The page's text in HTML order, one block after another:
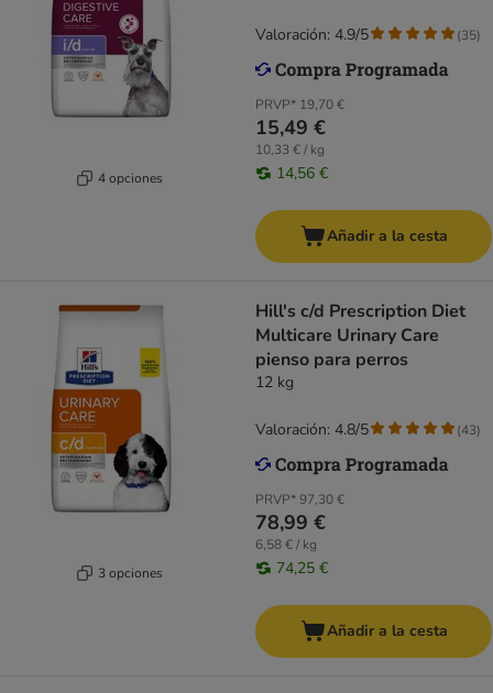
4 opciones
PRVP* 19,70 €
15,49 €
10,33 € / kg
14,56 €
Valoración: 4.9/5 (35)
Añadir a la cesta
3 opciones
Hill's c/d Prescription Diet
Multicare Urinary Care
pienso para perros
12 kg
PRVP*97,30 €
78,99 €
6,58 € / kg
74,25 €
Valoración: 4.8/5 (43)
Añadir a la cesta